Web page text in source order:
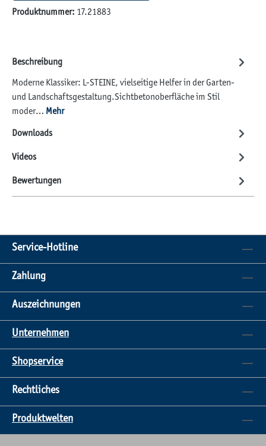
Produktnummer: 17.21883
Beschreibung
Moderne Klassiker: L-STEINE, vielseitige Helfer in der Garten-
und Landschaftsgestaltung.Sichtbetonoberfläche im Stil
moder… Mehr
Downloads
Videos
Bewertungen
Service-Hotline
Zahlung
Auszeichnungen
Unternehmen
Shopservice
Rechtliches
Produktwelten